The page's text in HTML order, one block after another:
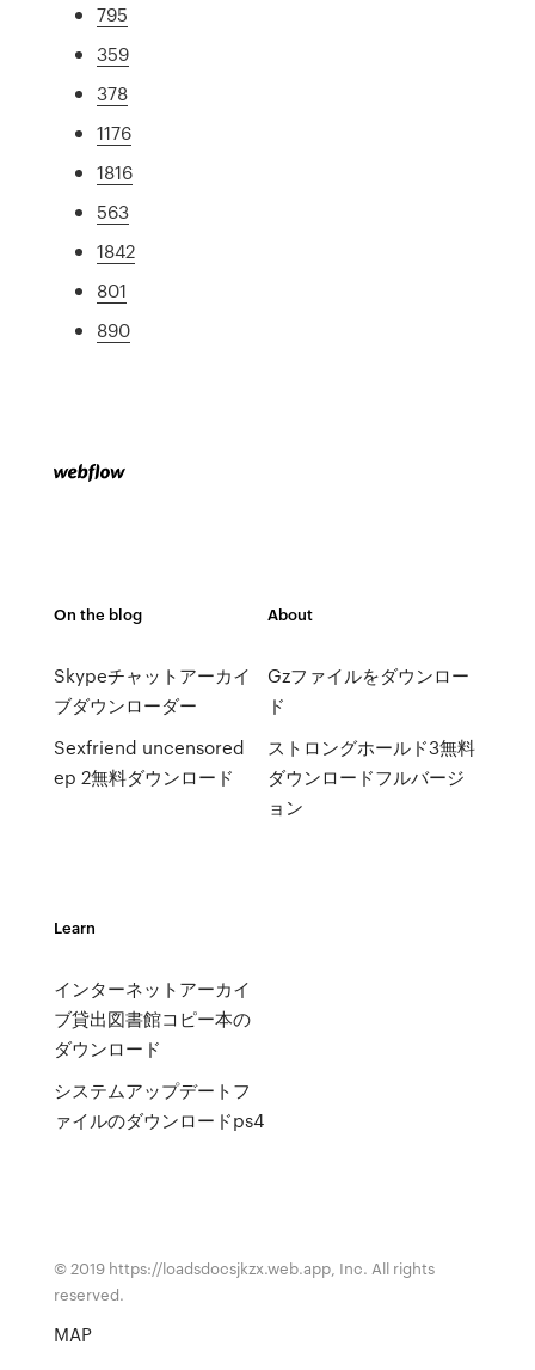
795
359
378
1176
1816
563
1842
801
890
On the blog
Skypeチャットアーカイ
ブダウンローダー
Sexfriend uncensored
ep 2無料ダウンロード
About
Gzファイルをダウンロー
ド
ストロングホールド3無料
ダウンロードフルバージ
ョン
Learn
インターネットアーカイ
ブ貸出図書館コピー本の
ダウンロード
システムアップデートフ
ァイルのダウンロードps4
© 2019 https://loadsdocsjkzx.web.app, Inc. All rights
reserved.
MAP